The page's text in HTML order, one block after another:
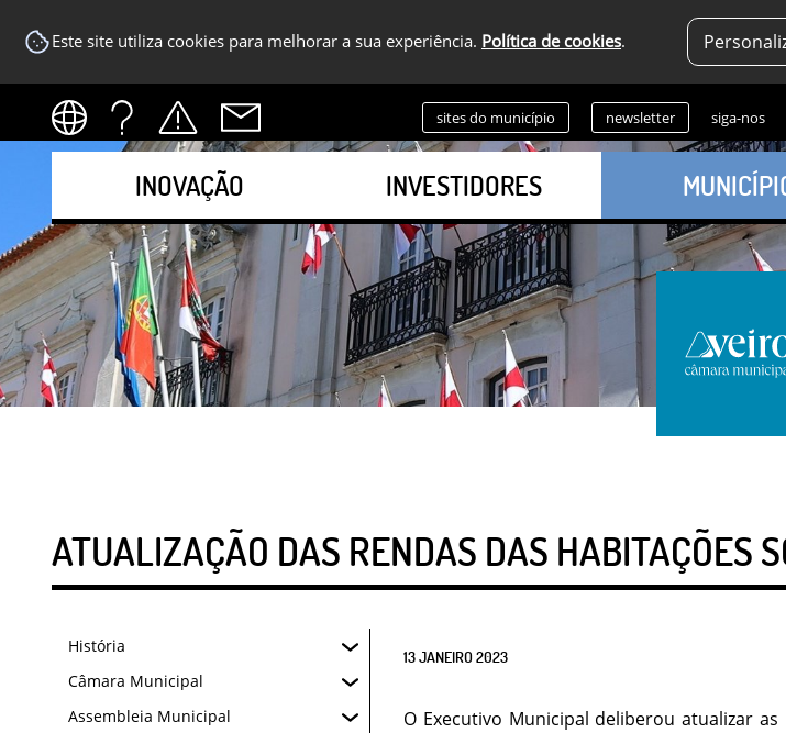
Este site utiliza cookies para melhorar a sua experiência. Política de cookies.
sites do município newsletter siga-nos
INOVAÇÃO INVESTIDORES
ATUALIZAÇÃO DAS RENDAS DAS HABITAÇÕES
História
Câmara Municipal
Assembleia Municipal
13JANEIRO2023
O Executivo Municipal deliberou atualizar